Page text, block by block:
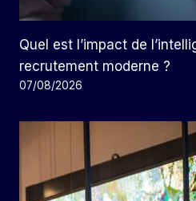
Quel est l’impact de
recrutement moderne ?
07/08/2026